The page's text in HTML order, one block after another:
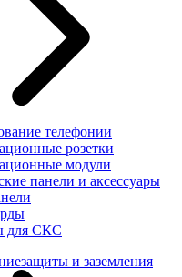
телефонии
розетки
модули
панели и аксессуары
для СКС
и заземления